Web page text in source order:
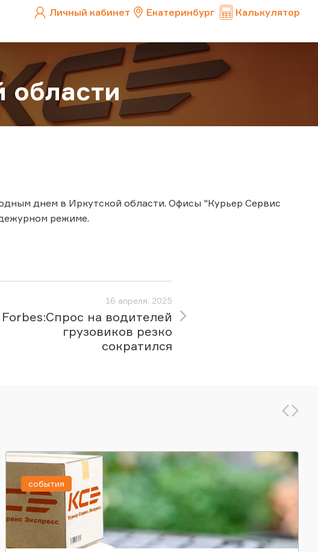
Личный кабинет Екатеринбург Калькулятор
области
днем в Иркутской области. Офисы "Курьер Сервис
режиме.
16 апреля, 2025
Forbes:Спрос на водителей
грузовиков резко
сократился
события